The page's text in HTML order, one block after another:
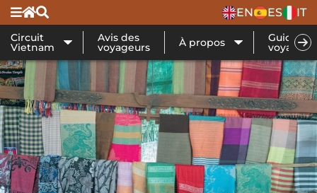
EN ES IT
Circuit
Vietnam
Avis des
voyageurs À propos Guide de
voyage